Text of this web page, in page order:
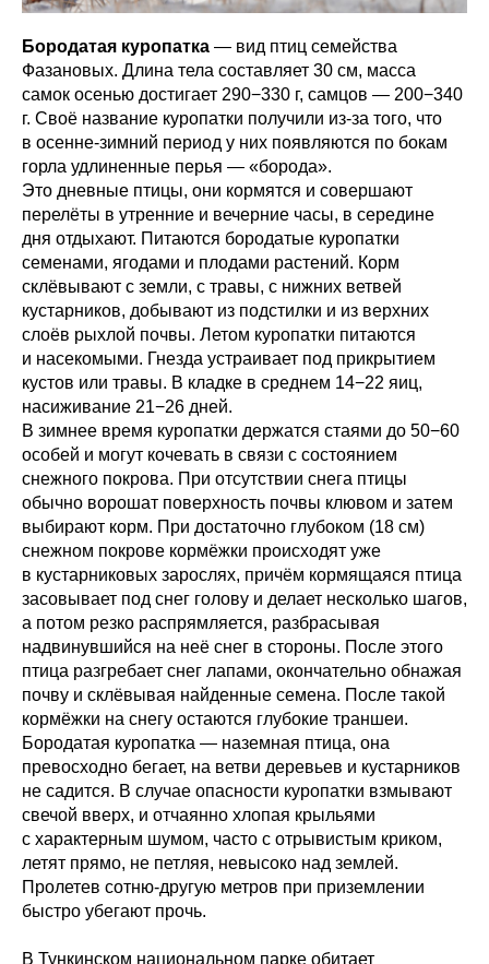
Бородатая куропатка — вид птиц семейства
Фазановых. Длина тела составляет 30 см, масса
самок осенью достигает 290−330 г, самцов — 200−340
г. Своё название куропатки получили из-за того, что
в осенне-зимний период у них появляются по бокам
горла удлиненные перья — «борода».
Это дневные птицы, они кормятся и совершают
перелёты в утренние и вечерние часы, в середине
дня отдыхают. Питаются бородатые куропатки
семенами, ягодами и плодами растений. Корм
склёвывают с земли, с травы, с нижних ветвей
кустарников, добывают из подстилки и из верхних
слоёв рыхлой почвы. Летом куропатки питаются
и насекомыми. Гнезда устраивает под прикрытием
кустов или травы. В кладке в среднем 14−22 яиц,
насиживание 21−26 дней.
В зимнее время куропатки держатся стаями до 50−60
особей и могут кочевать в связи с состоянием
снежного покрова. При отсутствии снега птицы
обычно ворошат поверхность почвы клювом и затем
выбирают корм. При достаточно глубоком (18 см)
снежном покрове кормёжки происходят уже
в кустарниковых зарослях, причём кормящаяся птица
засовывает под снег голову и делает несколько шагов,
а потом резко распрямляется, разбрасывая
надвинувшийся на неё снег в стороны. После этого
птица разгребает снег лапами, окончательно обнажая
почву и склёвывая найденные семена. После такой
кормёжки на снегу остаются глубокие траншеи.
Бородатая куропатка — наземная птица, она
превосходно бегает, на ветви деревьев и кустарников
не садится. В случае опасности куропатки взмывают
свечой вверх, и отчаянно хлопая крыльями
с характерным шумом, часто с отрывистым криком,
летят прямо, не петляя, невысоко над землей.
Пролетев сотню-другую метров при приземлении
быстро убегают прочь.
В Тункинском национальном парке обитает